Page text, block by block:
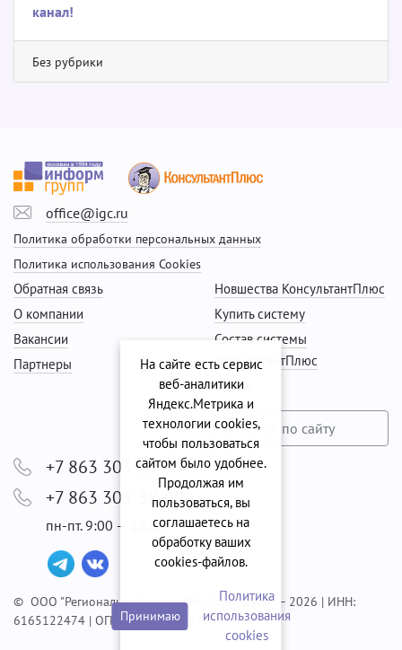
канал!
Без рубрики
office@igc.ru
Политика обработки персональных данных
Политика использования Cookies
Новшества КонсультантПлюс
Купить систему
Состав системы
КонсультантПлюс
Сервис
Обратная связь
О компании
Вакансии
Партнеры
+7 863 303-29-99
+7 863 303-38-00
пн-пт. 9:00 — 18:00
© ООО "Региональный центр "Информ-Групп" — 2026 | ИНН:
6165122474 | ОГРН: 1056165052635
На сайте есть сервис
веб-аналитики
Яндекс.Метрика и
технологии cookies,
чтобы пользоваться
сайтом было удобнее.
Продолжая им
пользоваться, вы
соглашаетесь на
обработку ваших
cookies‑файлов.
Принимаю
Политика
использования
сookies